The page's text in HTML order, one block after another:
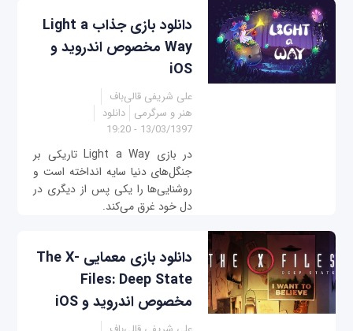
دانلود بازی جذاب Light a
Way مخصوص اندروید و
iOS
علی شریفی قالی‌باف
هنر و سرگرمی دانلود
13/03/1397 - 19:20
در بازی Light a Way تاریکی بر
جنگل‌های دنیا سایه انداخته است و
روشنایی‌ها را یکی پس از دیگری در
دل خود غرق می‌کند.
دانلود بازی معمایی The X-
Files: Deep State
مخصوص اندروید و iOS